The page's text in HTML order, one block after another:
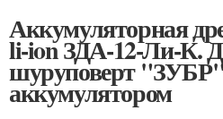
Аккумуляторная
li-ion ЗДА-12-Ли-К.
шуруповерт
аккумулятором